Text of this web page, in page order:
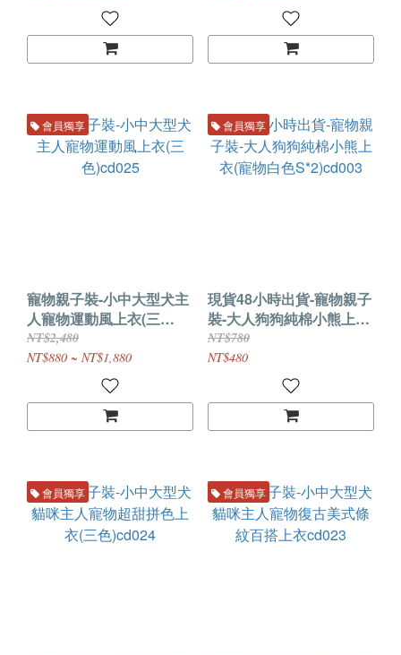
會員獨享
寵物親子裝-小中大型犬主
人寵物運動風上衣(三
色)cd025
NT$2,480
NT$880 ~ NT$1,880
會員獨享
現貨48小時出貨-寵物親子
裝-大人狗狗純棉小熊上衣
(寵物白色S*2)cd003
NT$780
NT$480
會員獨享 會員獨享